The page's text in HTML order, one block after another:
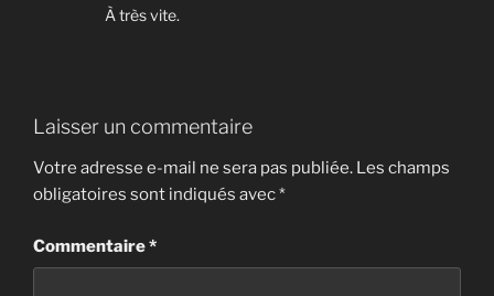
À très vite.
Laisser un commentaire
Votre adresse e-mail ne sera pas publiée. Les champs
obligatoires sont indiqués avec*
Commentaire*